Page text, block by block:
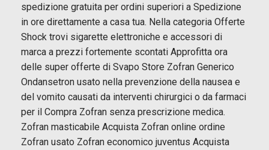
spedizione gratuita per ordini superiori a Spedizione
in ore direttamente a casa tua. Nella categoria Offerte
Shock trovi sigarette elettroniche e accessori di
marca a prezzi fortemente scontati Approfitta ora
delle super offerte di Svapo Store Zofran Generico
Ondansetron usato nella prevenzione della nausea e
del vomito causati da interventi chirurgici o da farmaci
per il Compra Zofran senza prescrizione medica.
Zofran masticabile Acquista Zofran online ordine
Zofran usato Zofran economico juventus Acquista